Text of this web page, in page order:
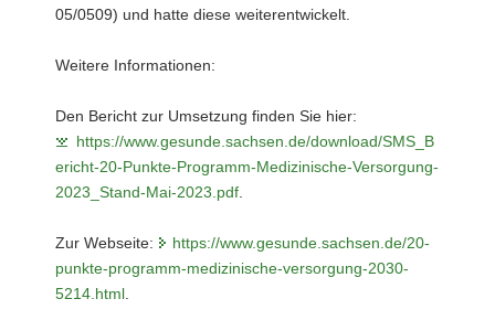
05/0509) und hatte diese weiterentwickelt.
Weitere Informationen:
Den Bericht zur Umsetzung finden Sie hier:
https://www.gesunde.sachsen.de/download/SMS_B
ericht-20-Punkte-Programm-Medizinische-Versorgung-
2023_Stand-Mai-2023.pdf
Zur Webseite:
https://www.gesunde.sachsen.de/20-
punkte-programm-medizinische-versorgung-2030-
5214.html